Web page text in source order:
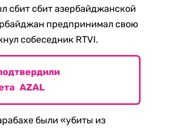
сбит сбит азербайджанской
предпринимал свою
собеседник RTVI.
АZAL
были «убиты из